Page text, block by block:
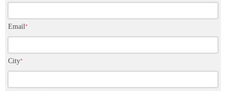
Email*
City*